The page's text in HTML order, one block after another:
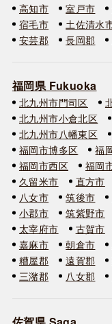
高知市 室戸市
宿毛市
土佐清水
安芸郡
長岡郡
福岡県 Fukuoka
北九州市門司区
北九州市小倉北区
北九州市八幡東区
福岡市博多区
福
福岡市西区
福岡
久留米市
直方市
八女市
筑後市
小郡市
筑紫野市
太宰府市
古賀市
嘉麻市
朝倉市
糟屋郡
遠賀郡
三潴郡
八女郡